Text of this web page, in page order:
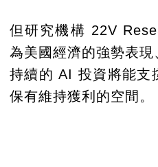
但研究機構 22V
為美國經濟的強勢表
持續的 AI 投資將能支
保有維持獲利的空間。